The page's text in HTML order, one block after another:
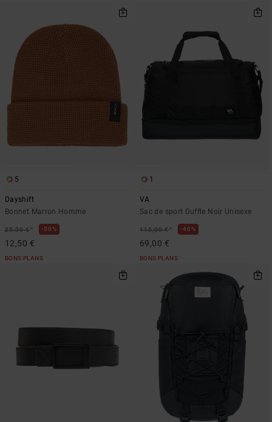
5
Dayshift
Bonnet Marron Homme
25,00 €* 50%
12,50 €
BONS PLANS
1
VA
Sac de sport Duffle Noir Unisexe
115,00 €* 40%
69,00 €
BONS PLANS